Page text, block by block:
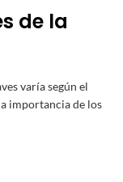
de la
varía según el
importancia de los